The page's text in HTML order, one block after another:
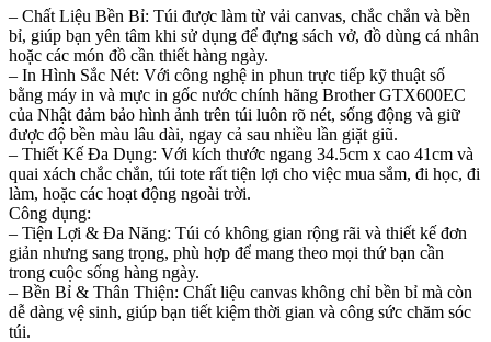
số
lượng
– Chất Liệu Bền Bỉ: Túi được làm từ vải canvas, chắc chắn và bền
bỉ, giúp bạn yên tâm khi sử dụng để đựng sách vở, đồ dùng cá nhân
hoặc các món đồ cần thiết hàng ngày.
– In Hình Sắc Nét: Với công nghệ in phun trực tiếp kỹ thuật số
bằng máy in và mực in gốc nước chính hãng Brother GTX600EC
của Nhật đảm bảo hình ảnh trên túi luôn rõ nét, sống động và giữ
được độ bền màu lâu dài, ngay cả sau nhiều lần giặt giũ.
– Thiết Kế Đa Dụng: Với kích thước ngang 34.5cm x cao 41cm và
quai xách chắc chắn, túi tote rất tiện lợi cho việc mua sắm, đi học, đi
làm, hoặc các hoạt động ngoài trời.
Công dụng:
– Tiện Lợi & Đa Năng: Túi có không gian rộng rãi và thiết kế đơn
giản nhưng sang trọng, phù hợp để mang theo mọi thứ bạn cần
trong cuộc sống hàng ngày.
– Bền Bỉ & Thân Thiện: Chất liệu canvas không chỉ bền bỉ mà còn
dễ dàng vệ sinh, giúp bạn tiết kiệm thời gian và công sức chăm sóc
túi.